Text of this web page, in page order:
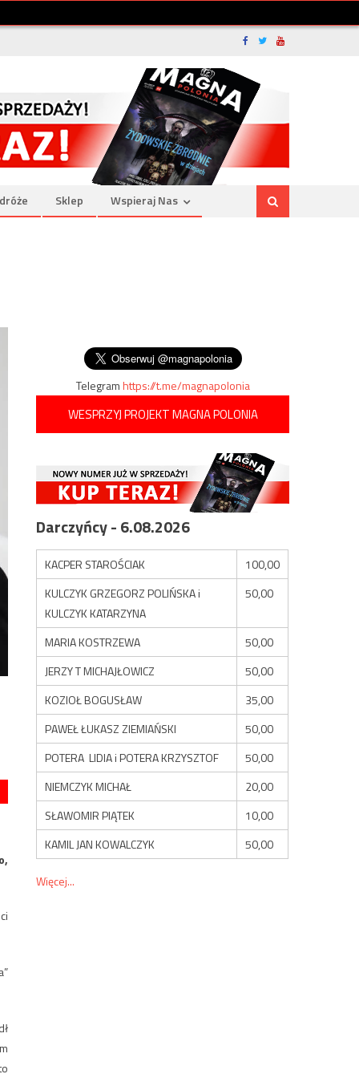
Sklep Wspieraj Nas
Telegramhttps://t.me/magnapolonia
WESPRZYJ PROJEKT MAGNA POLONIA
Darczyńcy - 6.08.2026
KACPER STAROŚCIAK
100,00
KULCZYK GRZEGORZ POLIŃSKA i
KULCZYK KATARZYNA
50,00
MARIA KOSTRZEWA
50,00
JERZY T MICHAJŁOWICZ
50,00
KOZIOŁ BOGUSŁAW
35,00
PAWEŁ ŁUKASZ ZIEMIAŃSKI
50,00
POTERA LIDIA i POTERA KRZYSZTOF
50,00
NIEMCZYK MICHAŁ
20,00
SŁAWOMIR PIĄTEK
10,00
KAMIL JAN KOWALCZYK
50,00
Więcej...